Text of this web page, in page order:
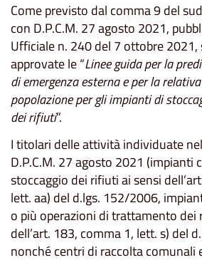
Come previsto dal comma 9 del
con D.P.C.M. 27 agosto 2021,
Ufficiale n. 240 del 7 ottobre
approvate le “Linee guida per la
di emergenza esterna e per la
popolazione per gli impianti di
dei rifiuti”.
I titolari delle attività individuate
D.P.C.M. 27 agosto 2021 (impianti
stoccaggio dei rifiuti ai sensi
lett. aa) del d.lgs. 152/2006,
o più operazioni di trattamento dei
dell’art. 183, comma 1, lett. s) del
nonché centri di raccolta comunali